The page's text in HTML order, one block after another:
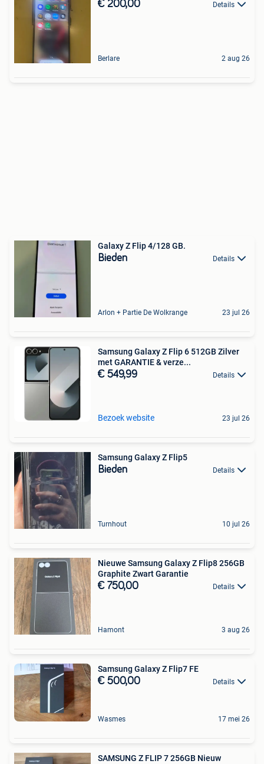
€ 200,00 Details
Berlare 2 aug 26
Galaxy Z Flip 4/128 GB.
Bieden Details
Arlon + Partie De Wolkrange 23 jul 26
Samsung Galaxy Z Flip 6 512GB Zilver
met GARANTIE & verze...
€ 549,99 Details
Bezoek website 23 jul 26
Samsung Galaxy Z Flip5
Bieden Details
Turnhout 10 jul 26
Nieuwe Samsung Galaxy Z Flip8 256GB
Graphite Zwart Garantie
€ 750,00 Details
Hamont 3 aug 26
Samsung Galaxy Z Flip7 FE
€ 500,00 Details
Wasmes 17 mei 26
SAMSUNG Z FLIP 7 256GB Nieuw